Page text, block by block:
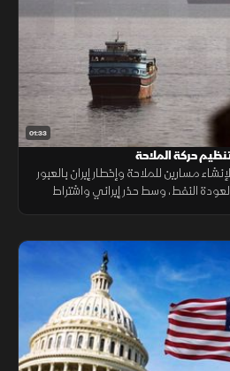
01:33
حركة الملاحة
مسارين للملاحة وإخطار إيران بالعبور
مؤقتة لـ60 يوماً لعودة النفط، وسط حذر إيراني واشتراط